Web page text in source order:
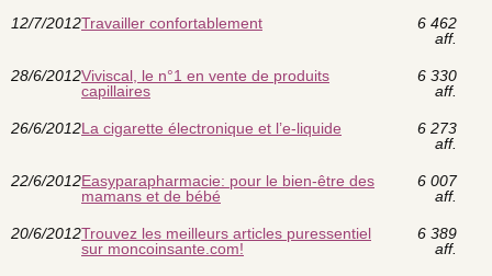
12/7/2012Travailler confortablement
6 462
aff.
28/6/2012Viviscal, le n°1 en vente de produits
capillaires
6 330
aff.
26/6/2012La cigarette électronique et l’e-liquide
6 273
aff.
22/6/2012Easyparapharmacie: pour le bien-être des
mamans et de bébé
6 007
aff.
20/6/2012Trouvez les meilleurs articles puressentiel
sur moncoinsante.com!
6 389
aff.